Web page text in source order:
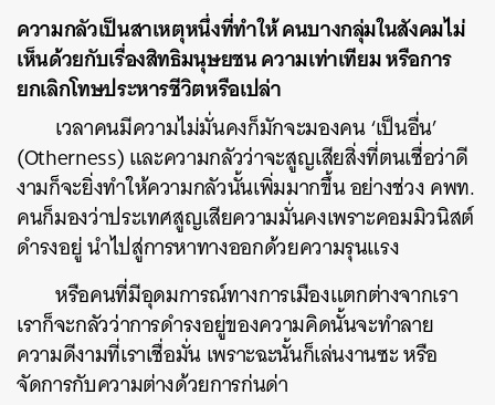
ความกลัวเป็นสาเหตุหนึ่งที่ทำให้ คนบางกลุ่มในสังคมไม่
เห็นด้วยกับเรื่องสิทธิมนุษยชน ความเท่าเทียม หรือการ
ยกเลิกโทษประหารชีวิตหรือเปล่า
เวลาคนมีความไม่มั่นคงก็มักจะมองคน ‘เป็นอื่น’
(Otherness) และความกลัวว่าจะสูญเสียสิ่งที่ตนเชื่อว่าดี
งามก็จะยิ่งทำให้ความกลัวนั้นเพิ่มมากขึ้น อย่างช่วง คพท.
คนก็มองว่าประเทศสูญเสียความมั่นคงเพราะคอมมิวนิสต์
ดำรงอยู่ นำไปสู่การหาทางออกด้วยความรุนแรง
หรือคนที่มีอุดมการณ์ทางการเมืองแตกต่างจากเรา
เราก็จะกลัวว่าการดำรงอยู่ของความคิดนั้นจะทำลาย
ความดีงามที่เราเชื่อมั่น เพราะฉะนั้นก็เล่นงานซะ หรือ
จัดการกับความต่างด้วยการก่นด่า